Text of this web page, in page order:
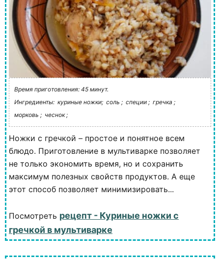
Время приготовления: 45 минут.
Ингредиенты: куриные ножки; соль ; специи ; гречка ;
морковь ; чеснок ;
Ножки с гречкой – простое и понятное всем
блюдо. Приготовление в мультиварке позволяет
не только экономить время, но и сохранить
максимум полезных свойств продуктов. А еще
этот способ позволяет минимизировать...
Посмотреть рецепт - Куриные ножки с
гречкой в мультиварке